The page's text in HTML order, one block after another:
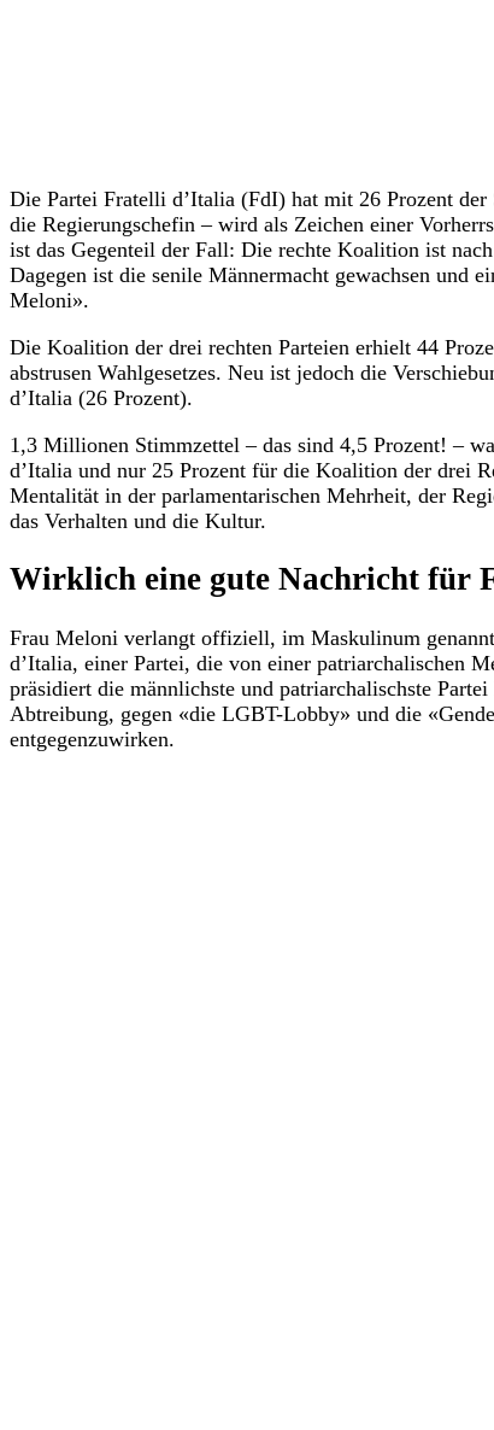
Die Partei Fratelli d’Italia (FdI) hat mit 26 Prozent
die Regierungschefin – wird als Zeichen einer
ist das Gegenteil der Fall: Die rechte Koalition ist
Dagegen ist die senile Männermacht gewachsen und
Meloni».
Die Koalition der drei rechten Parteien erhielt 44
abstrusen Wahlgesetzes. Neu ist jedoch die
d’Italia (26 Prozent).
1,3 Millionen Stimmzettel – das sind 4,5 Prozent! –
d’Italia und nur 25 Prozent für die Koalition der drei
Mentalität in der parlamentarischen Mehrheit, der
das Verhalten und die Kultur.
Wirklich eine gute Nachricht für
Frau Meloni verlangt offiziell, im Maskulinum
d’Italia, einer Partei, die von einer patriarchalischen
präsidiert die männlichste und patriarchalischste
Abtreibung, gegen «die LGBT-Lobby» und die
entgegenzuwirken.